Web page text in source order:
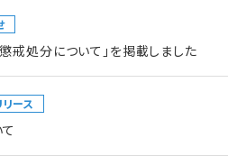
戒処分について」を掲載しました
ース